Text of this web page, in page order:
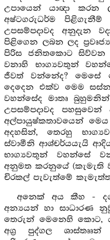
උපායෙන් යාඥා කරන
අෂ්ටගරුධර්ම
උපසම්පදාවද අනුදැන
පිළිගෙන ලබන ලද
පිරිස ජනිතකොට සිව්වන
වනාහි භාග්‍යවතුන්
ජීවත් වන්නේද? මෙසේ
දෙදෙන එක්ව මෙම
වහන්සේද මාතෘ
උපසම්පදාවද
අල්පායුෂ්කතාවයෙන්
අදහසින්, තෙරහු
ස්වාමීනි ආශ්චර්යයැයි
භාග්‍යවතුන් වහන්සේ
අනුමත කරනුයේ (කැමැති
චිරකල් පැවැත්මේ
අනෙක් අය කීහ -
අන්‍යයන් හා සාධාරණ
තෙරුන් මෙනෙහි කොට,
අග්‍ර පුද්ගල